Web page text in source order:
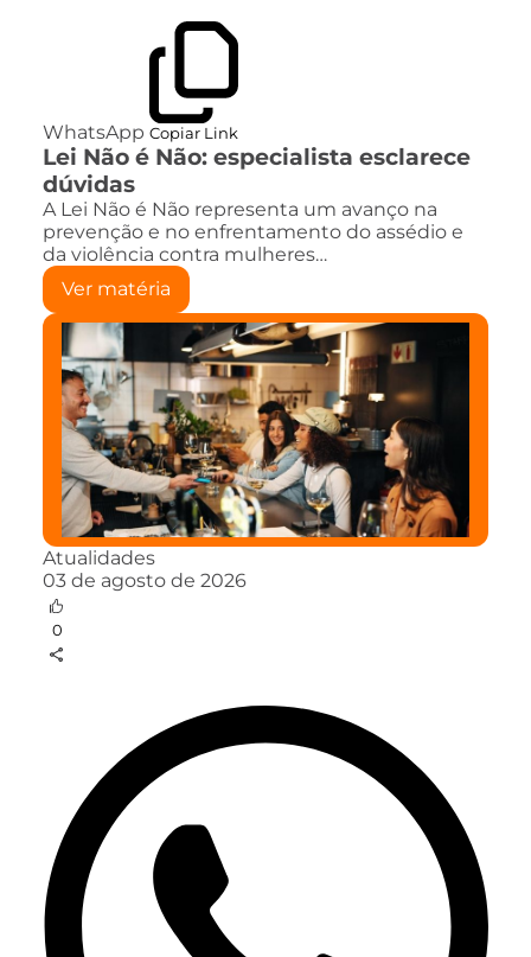
WhatsApp Copiar Link
Lei Não é Não: especialista esclarece
dúvidas
A Lei Não é Não representa um avanço na
prevenção e no enfrentamento do assédio e
da violência contra mulheres…
Ver matéria
Atualidades
03 de agosto de 2026
0